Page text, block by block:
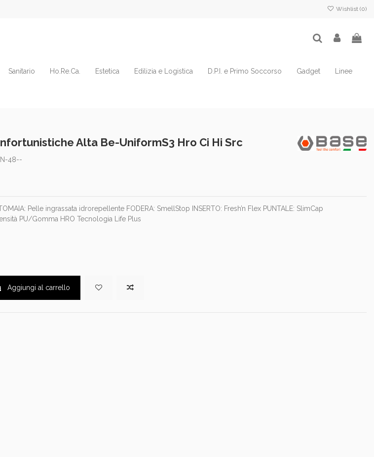
Wishlist (0)
Sanitario Ho.Re.Ca. Estetica Edilizia e Logistica D.P.I. e Primo Soccorso Gadget Linee
Alta Be-UniformS3 Hro Ci Hi Src
48--
Pelle ingrassata idrorepellente FODERA: SmellStop INSERTO: Fresh’n Flex PUNTALE: SlimCap
PU/Gomma HRO Tecnologia Life Plus
Aggiungi al carrello